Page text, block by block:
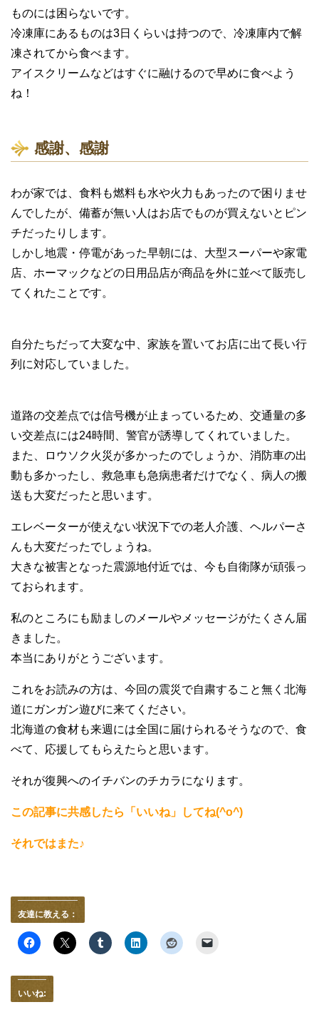
ものには困らないです。
冷凍庫にあるものは3日くらいは持つので、冷凍庫内で解
凍されてから食べます。
アイスクリームなどはすぐに融けるので早めに食べよう
ね！
感謝、感謝
わが家では、食料も燃料も水や火力もあったので困りませ
んでしたが、備蓄が無い人はお店でものが買えないとピン
チだったりします。
しかし地震・停電があった早朝には、大型スーパーや家電
店、ホーマックなどの日用品店が商品を外に並べて販売し
てくれたことです。
自分たちだって大変な中、家族を置いてお店に出て長い行
列に対応していました。
道路の交差点では信号機が止まっているため、交通量の多
い交差点には24時間、警官が誘導してくれていました。
また、ロウソク火災が多かったのでしょうか、消防車の出
動も多かったし、救急車も急病患者だけでなく、病人の搬
送も大変だったと思います。
エレベーターが使えない状況下での老人介護、ヘルパーさ
んも大変だったでしょうね。
大きな被害となった震源地付近では、今も自衛隊が頑張っ
ておられます。
私のところにも励ましのメールやメッセージがたくさん届
きました。
本当にありがとうございます。
これをお読みの方は、今回の震災で自粛すること無く北海
道にガンガン遊びに来てください。
北海道の食材も来週には全国に届けられるそうなので、食
べて、応援してもらえたらと思います。
それが復興へのイチバンのチカラになります。
この記事に共感したら「いいね」してね(^o^)
それではまた♪
友達に教える：
いいね: